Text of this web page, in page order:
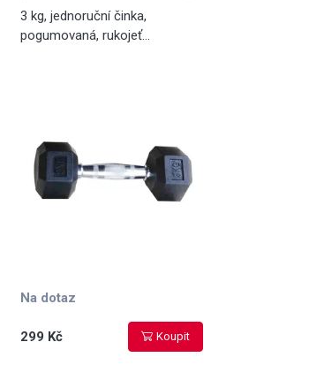
3 kg, jednoruční činka,
pogumovaná, rukojeť
Na dotaz
299 Kč Koupit